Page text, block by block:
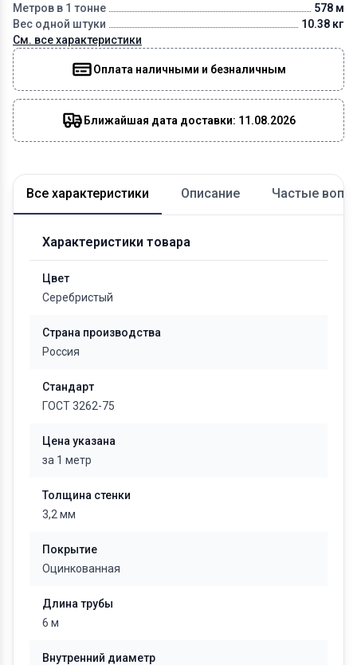
Метров в 1 тонне
578 м
Вес одной штуки
10.38 кг
См. все характеристики
Оплата наличными и безналичным
Ближайшая дата доставки: 11.08.2026
Все характеристики Описание Частые
Характеристики товара
Цвет
Серебристый
Страна производства
Россия
Стандарт
ГОСТ 3262-75
Цена указана
за 1 метр
Толщина стенки
3,2 мм
Покрытие
Оцинкованная
Длина трубы
6 м
Внутренний диаметр